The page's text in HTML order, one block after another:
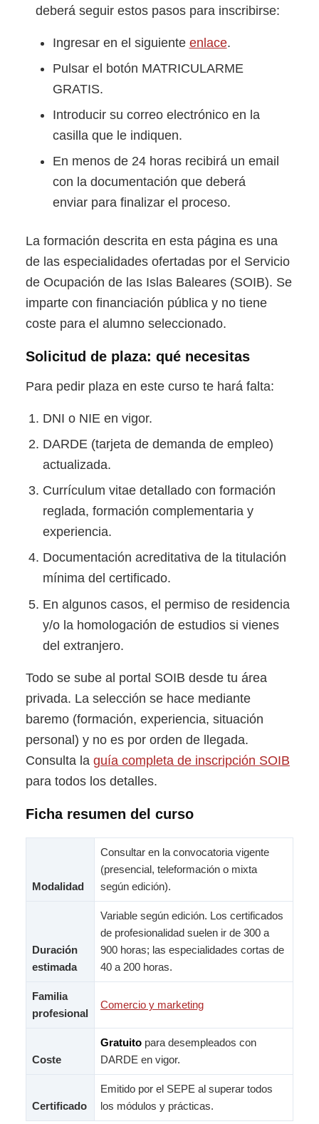
deberá seguir estos pasos para inscribirse:
Ingresar en el siguiente enlace.
Pulsar el botón MATRICULARME
GRATIS.
Introducir su correo electrónico en la
casilla que le indiquen.
En menos de 24 horas recibirá un email
con la documentación que deberá
enviar para finalizar el proceso.
La formación descrita en esta página es una
de las especialidades ofertadas por el Servicio
de Ocupación de las Islas Baleares (SOIB). Se
imparte con financiación pública y no tiene
coste para el alumno seleccionado.
Solicitud de plaza: qué necesitas
Para pedir plaza en este curso te hará falta:
DNI o NIE en vigor.
DARDE (tarjeta de demanda de empleo)
actualizada.
Currículum vitae detallado con formación
reglada, formación complementaria y
experiencia.
Documentación acreditativa de la titulación
mínima del certificado.
En algunos casos, el permiso de residencia
y/o la homologación de estudios si vienes
del extranjero.
Todo se sube al portal SOIB desde tu área
privada. La selección se hace mediante
baremo (formación, experiencia, situación
personal) y no es por orden de llegada.
Consulta la guía completa de inscripción SOIB
para todos los detalles.
Ficha resumen del curso
Modalidad
Consultar en la convocatoria vigente
(presencial, teleformación o mixta
según edición).
Duración
estimada
Variable según edición. Los certificados
de profesionalidad suelen ir de 300 a
900 horas; las especialidades cortas de
40 a 200 horas.
Familia
profesional
Comercio y marketing
Coste
Gratuitopara desempleados con
DARDE en vigor.
Certificado
Emitido por el SEPE al superar todos
los módulos y prácticas.